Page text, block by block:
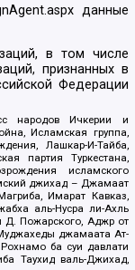
данные
в том числе
признанных в
Федерации
народов Ичкерии и
Исламская группа,
Лашкар-И-Тайба,
партия Туркестана,
исламского
джихад – Джамаат
Имарат Кавказ,
аль-Нусра ли-Ахль
Пожарского, Аджр от
джамаата Ат-
ба суи давлати
Таухид валь-Джихад,